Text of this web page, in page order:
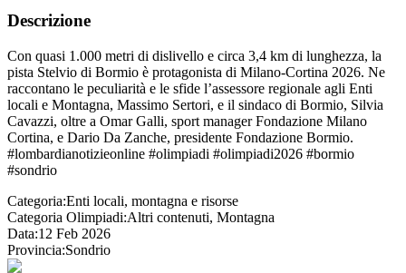
Descrizione
Con quasi 1.000 metri di dislivello e circa 3,4 km di lunghezza, la
pista Stelvio di Bormio è protagonista di Milano-Cortina 2026. Ne
raccontano le peculiarità e le sfide l’assessore regionale agli Enti
locali e Montagna, Massimo Sertori, e il sindaco di Bormio, Silvia
Cavazzi, oltre a Omar Galli, sport manager Fondazione Milano
Cortina, e Dario Da Zanche, presidente Fondazione Bormio.
#lombardianotizieonline #olimpiadi #olimpiadi2026 #bormio
#sondrio
Categoria:Enti locali, montagna e risorse
Categoria Olimpiadi:Altri contenuti, Montagna
Data:12 Feb 2026
Provincia:Sondrio